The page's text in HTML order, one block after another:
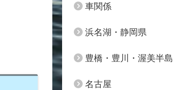
車関係
浜名湖・静岡県
豊橋・豊川・渥美半島
名古屋